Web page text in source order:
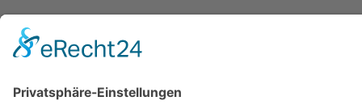
Page load link